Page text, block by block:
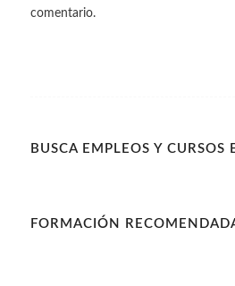
comentario.
BUSCA EMPLEOS Y CURSOS
FORMACIÓN